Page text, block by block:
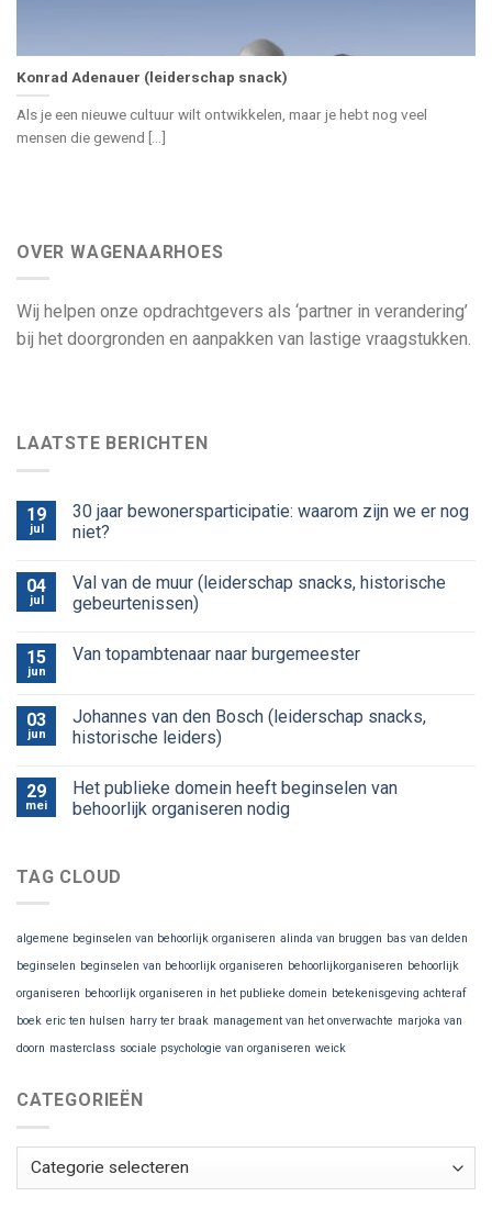
Konrad Adenauer (leiderschap snack)
Als je een nieuwe cultuur wilt ontwikkelen, maar je hebt nog veel
mensen die gewend [...]
OVER WAGENAARHOES
Wij helpen onze opdrachtgevers als ‘partner in verandering’
bij het doorgronden en aanpakken van lastige vraagstukken.
LAATSTE BERICHTEN
19
jul
30 jaar bewonersparticipatie: waarom zijn we er nog
niet?
04
jul
Val van de muur (leiderschap snacks, historische
gebeurtenissen)
15
jun
Van topambtenaar naar burgemeester
03
jun
Johannes van den Bosch (leiderschap snacks,
historische leiders)
29
mei
Het publieke domein heeft beginselen van
behoorlijk organiseren nodig
TAG CLOUD
algemene beginselen van behoorlijk organiseren alinda van bruggen bas van delden
beginselen beginselen van behoorlijk organiseren behoorlijkorganiseren behoorlijk
organiseren behoorlijk organiseren in het publieke domein betekenisgeving achteraf
boek eric ten hulsen harry ter braak management van het onverwachte marjoka van
doorn masterclass sociale psychologie van organiseren weick
CATEGORIEËN
Categorieën